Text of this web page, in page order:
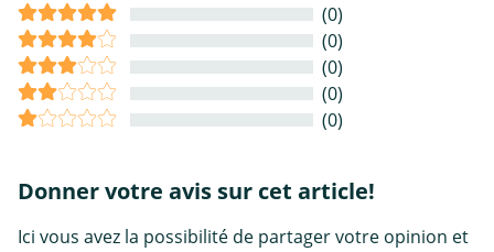
(0)
(0)
(0)
(0)
(0)
Donner votre avis sur cet article!
Ici vous avez la possibilité de partager votre opinion et